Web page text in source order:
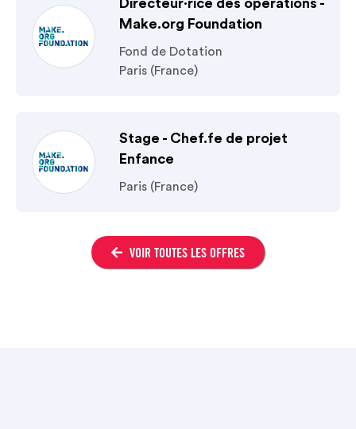
Directeur·rice des opérations -
Make.org Foundation
Fond de Dotation
Paris (France)
Stage - Chef.fe de projet
Enfance
Paris (France)
 VOIR TOUTES LES OFFRES